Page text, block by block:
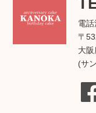
電
〒
大
(サ